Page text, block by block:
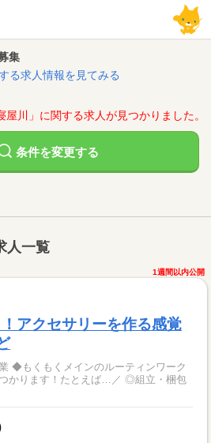
集
る求人情報を見てみる
川」に関する求人が見つかりました。
条件を変更する
人一覧
1週間以内公開
アクセサリーを作る感覚
◆もくもくメインのルーティンワーク
す！たとえば…／ ◎組立・梱包